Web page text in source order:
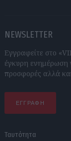
NEWSLETTER
Εγγραφείτε στο
έγκυρη ενημέρωση
προσφορές αλλά
ΕΓΓΡΑΦΗ
Ταυτότητα